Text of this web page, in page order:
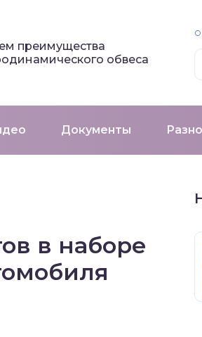
преимущества
обвеса
Документы
О
в наборе